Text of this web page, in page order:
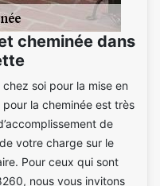
cheminée dans
soi pour la mise en
la cheminée est très
de
votre charge sur le
Pour ceux qui sont
nous vous invitons